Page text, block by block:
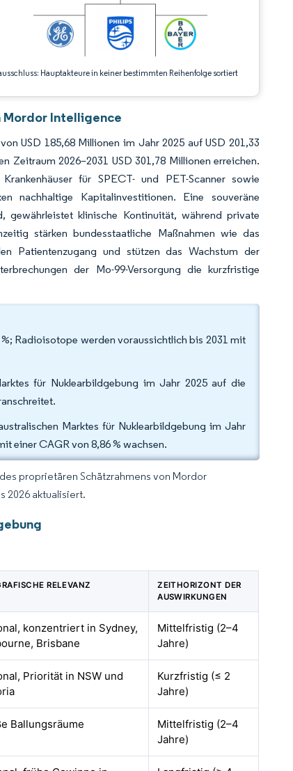
Hauptakteure in keiner bestimmten Reihenfolge sortiert
Mordor Intelligence
USD 185,68 Millionen im Jahr 2025 auf USD 201,33
Zeitraum 2026–2031 USD 301,78 Millionen erreichen.
für SPECT- und PET-Scanner sowie
nachhaltige Kapitalinvestitionen. Eine souveräne
gewährleistet klinische Kontinuität, während private
stärken bundesstaatliche Maßnahmen wie das
Patientenzugang und stützen das Wachstum der
der Mo-99-Versorgung die kurzfristige
Radioisotope werden voraussichtlich bis 2031 mit
für Nuklearbildgebung im Jahr 2025 auf die
Marktes für Nuklearbildgebung im Jahr
einer CAGR von 8,86 % wachsen.
proprietären Schätzrahmens von Mordor
2026 aktualisiert.
RELEVANZ
ZEITHORIZONT DER
AUSWIRKUNGEN
konzentriert in Sydney,
Brisbane
Mittelfristig (2–4
Jahre)
Priorität in NSW und
Kurzfristig (≤ 2
Jahre)
Ballungsräume
Mittelfristig (2–4
Jahre)